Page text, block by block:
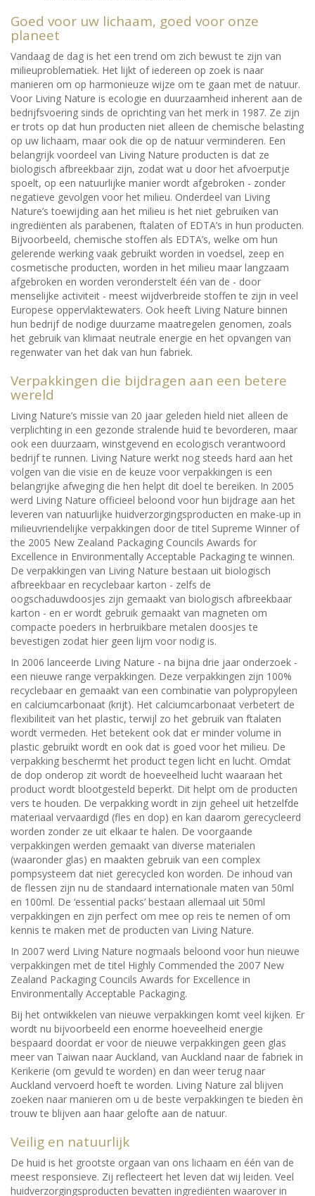
Goed voor uw lichaam, goed voor onze
planeet
Vandaag de dag is het een trend om zich bewust te zijn van
milieuproblematiek. Het lijkt of iedereen op zoek is naar
manieren om op harmonieuze wijze om te gaan met de natuur.
Voor Living Nature is ecologie en duurzaamheid inherent aan de
bedrijfsvoering sinds de oprichting van het merk in 1987. Ze zijn
er trots op dat hun producten niet alleen de chemische belasting
op uw lichaam, maar ook die op de natuur verminderen. Een
belangrijk voordeel van Living Nature producten is dat ze
biologisch afbreekbaar zijn, zodat wat u door het afvoerputje
spoelt, op een natuurlijke manier wordt afgebroken - zonder
negatieve gevolgen voor het milieu. Onderdeel van Living
Nature’s toewijding aan het milieu is het niet gebruiken van
ingrediënten als parabenen, ftalaten of EDTA’s in hun producten.
Bijvoorbeeld, chemische stoffen als EDTA’s, welke om hun
gelerende werking vaak gebruikt worden in voedsel, zeep en
cosmetische producten, worden in het milieu maar langzaam
afgebroken en worden veronderstelt één van de - door
menselijke activiteit - meest wijdverbreide stoffen te zijn in veel
Europese oppervlaktewaters. Ook heeft Living Nature binnen
hun bedrijf de nodige duurzame maatregelen genomen, zoals
het gebruik van klimaat neutrale energie en het opvangen van
regenwater van het dak van hun fabriek.
Verpakkingen die bijdragen aan een betere
wereld
Living Nature’s missie van 20 jaar geleden hield niet alleen de
verplichting in een gezonde stralende huid te bevorderen, maar
ook een duurzaam, winstgevend en ecologisch verantwoord
bedrijf te runnen. Living Nature werkt nog steeds hard aan het
volgen van die visie en de keuze voor verpakkingen is een
belangrijke afweging die hen helpt dit doel te bereiken. In 2005
werd Living Nature officieel beloond voor hun bijdrage aan het
leveren van natuurlijke huidverzorgingsproducten en make-up in
milieuvriendelijke verpakkingen door de titel Supreme Winner of
the 2005 New Zealand Packaging Councils Awards for
Excellence in Environmentally Acceptable Packaging te winnen.
De verpakkingen van Living Nature bestaan uit biologisch
afbreekbaar en recyclebaar karton - zelfs de
oogschaduwdoosjes zijn gemaakt van biologisch afbreekbaar
karton - en er wordt gebruik gemaakt van magneten om
compacte poeders in herbruikbare metalen doosjes te
bevestigen zodat hier geen lijm voor nodig is.
In 2006 lanceerde Living Nature - na bijna drie jaar onderzoek -
een nieuwe range verpakkingen. Deze verpakkingen zijn 100%
recyclebaar en gemaakt van een combinatie van polypropyleen
en calciumcarbonaat (krijt). Het calciumcarbonaat verbetert de
flexibiliteit van het plastic, terwijl zo het gebruik van ftalaten
wordt vermeden. Het betekent ook dat er minder volume in
plastic gebruikt wordt en ook dat is goed voor het milieu. De
verpakking beschermt het product tegen licht en lucht. Omdat
de dop onderop zit wordt de hoeveelheid lucht waaraan het
product wordt blootgesteld beperkt. Dit helpt om de producten
vers te houden. De verpakking wordt in zijn geheel uit hetzelfde
materiaal vervaardigd (fles en dop) en kan daarom gerecycleerd
worden zonder ze uit elkaar te halen. De voorgaande
verpakkingen werden gemaakt van diverse materialen
(waaronder glas) en maakten gebruik van een complex
pompsysteem dat niet gerecycled kon worden. De inhoud van
de flessen zijn nu de standaard internationale maten van 50ml
en 100ml. De ‘essential packs’ bestaan allemaal uit 50ml
verpakkingen en zijn perfect om mee op reis te nemen of om
kennis te maken met de producten van Living Nature.
In 2007 werd Living Nature nogmaals beloond voor hun nieuwe
verpakkingen met de titel Highly Commended the 2007 New
Zealand Packaging Councils Awards for Excellence in
Environmentally Acceptable Packaging.
Bij het ontwikkelen van nieuwe verpakkingen komt veel kijken. Er
wordt nu bijvoorbeeld een enorme hoeveelheid energie
bespaard doordat er voor de nieuwe verpakkingen geen glas
meer van Taiwan naar Auckland, van Auckland naar de fabriek in
Kerikerie (om gevuld te worden) en dan weer terug naar
Auckland vervoerd hoeft te worden. Living Nature zal blijven
zoeken naar manieren om u de beste verpakkingen te bieden èn
trouw te blijven aan haar gelofte aan de natuur.
Veilig en natuurlijk
De huid is het grootste orgaan van ons lichaam en één van de
meest responsieve. Zij reflecteert het leven dat wij leiden. Veel
huidverzorgingsproducten bevatten ingrediënten waarover in